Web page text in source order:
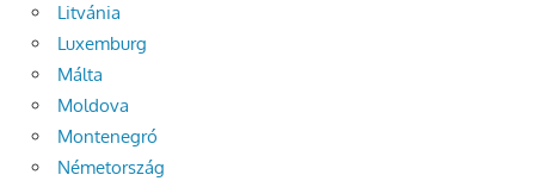
Litvánia
Luxemburg
Málta
Moldova
Montenegró
Németország